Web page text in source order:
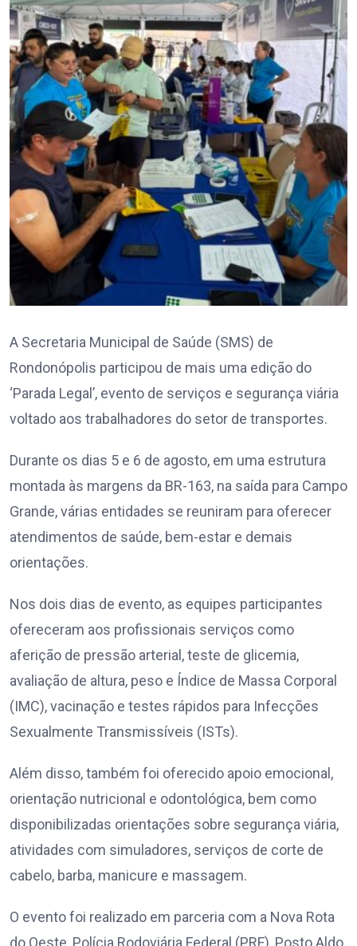
A Secretaria Municipal de Saúde (SMS) de
Rondonópolis participou de mais uma edição do
‘Parada Legal’, evento de serviços e segurança viária
voltado aos trabalhadores do setor de transportes.
Durante os dias 5 e 6 de agosto, em uma estrutura
montada às margens da BR-163, na saída para Campo
Grande, várias entidades se reuniram para oferecer
atendimentos de saúde, bem-estar e demais
orientações.
Nos dois dias de evento, as equipes participantes
ofereceram aos profissionais serviços como
aferição de pressão arterial, teste de glicemia,
avaliação de altura, peso e Índice de Massa Corporal
(IMC), vacinação e testes rápidos para Infecções
Sexualmente Transmissíveis (ISTs).
Além disso, também foi oferecido apoio emocional,
orientação nutricional e odontológica, bem como
disponibilizadas orientações sobre segurança viária,
atividades com simuladores, serviços de corte de
cabelo, barba, manicure e massagem.
O evento foi realizado em parceria com a Nova Rota
do Oeste, Polícia Rodoviária Federal (PRF), Posto Aldo,